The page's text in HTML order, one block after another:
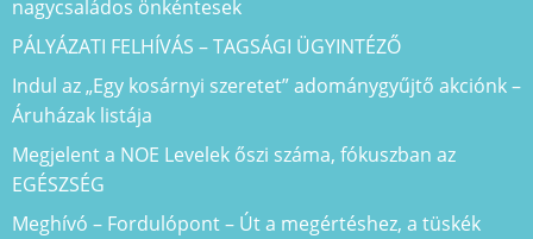
nagycsaládos önkéntesek
PÁLYÁZATI FELHÍVÁS – TAGSÁGI ÜGYINTÉZŐ
Indul az „Egy kosárnyi szeretet” adománygyűjtő akciónk –
Áruházak listája
Megjelent a NOE Levelek őszi száma, fókuszban az
EGÉSZSÉG
Meghívó – Fordulópont – Út a megértéshez, a tüskék